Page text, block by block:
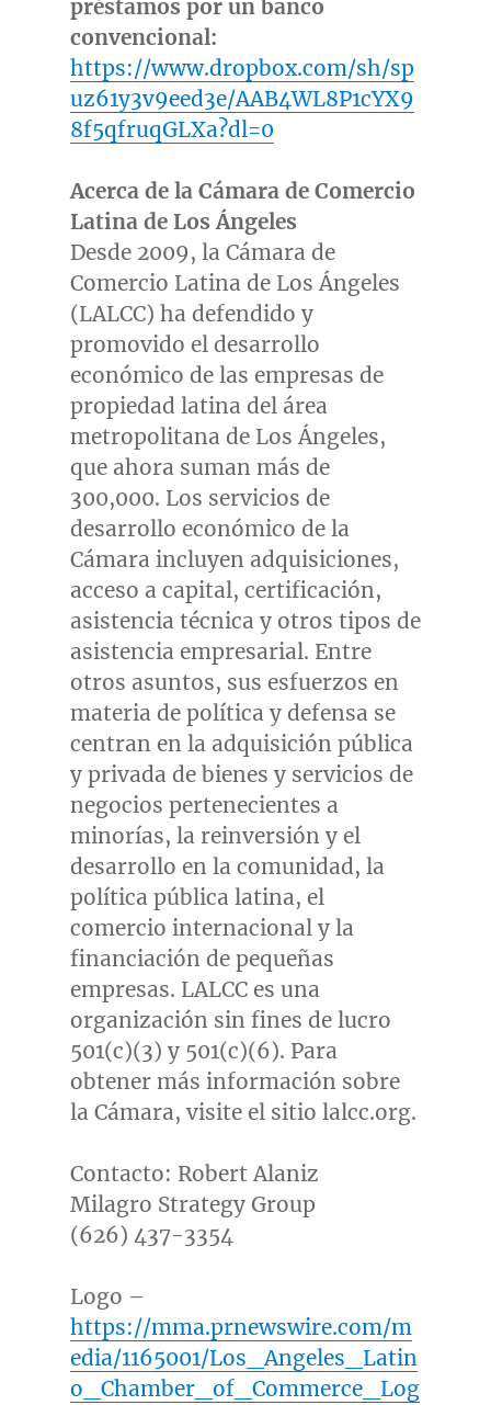
préstamos por un banco
convencional:
https://www.dropbox.com/sh/sp
uz61y3v9eed3e/AAB4WL8P1cYX9
8f5qfruqGLXa?dl=0
Acerca de la Cámara de Comercio
Latina de Los Ángeles
Desde 2009, la Cámara de
Comercio Latina de Los Ángeles
(LALCC) ha defendido y
promovido el desarrollo
económico de las empresas de
propiedad latina del área
metropolitana de Los Ángeles,
que ahora suman más de
300,000. Los servicios de
desarrollo económico de la
Cámara incluyen adquisiciones,
acceso a capital, certificación,
asistencia técnica y otros tipos de
asistencia empresarial. Entre
otros asuntos, sus esfuerzos en
materia de política y defensa se
centran en la adquisición pública
y privada de bienes y servicios de
negocios pertenecientes a
minorías, la reinversión y el
desarrollo en la comunidad, la
política pública latina, el
comercio internacional y la
financiación de pequeñas
empresas. LALCC es una
organización sin fines de lucro
501(c)(3) y 501(c)(6). Para
obtener más información sobre
la Cámara, visite el sitio lalcc.org.
Contacto: Robert Alaniz
Milagro Strategy Group
(626) 437-3354
Logo –
https://mma.prnewswire.com/m
edia/1165001/Los_Angeles_Latin
o_Chamber_of_Commerce_Log